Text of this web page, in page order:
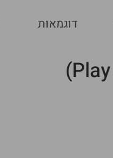
דוגמאות